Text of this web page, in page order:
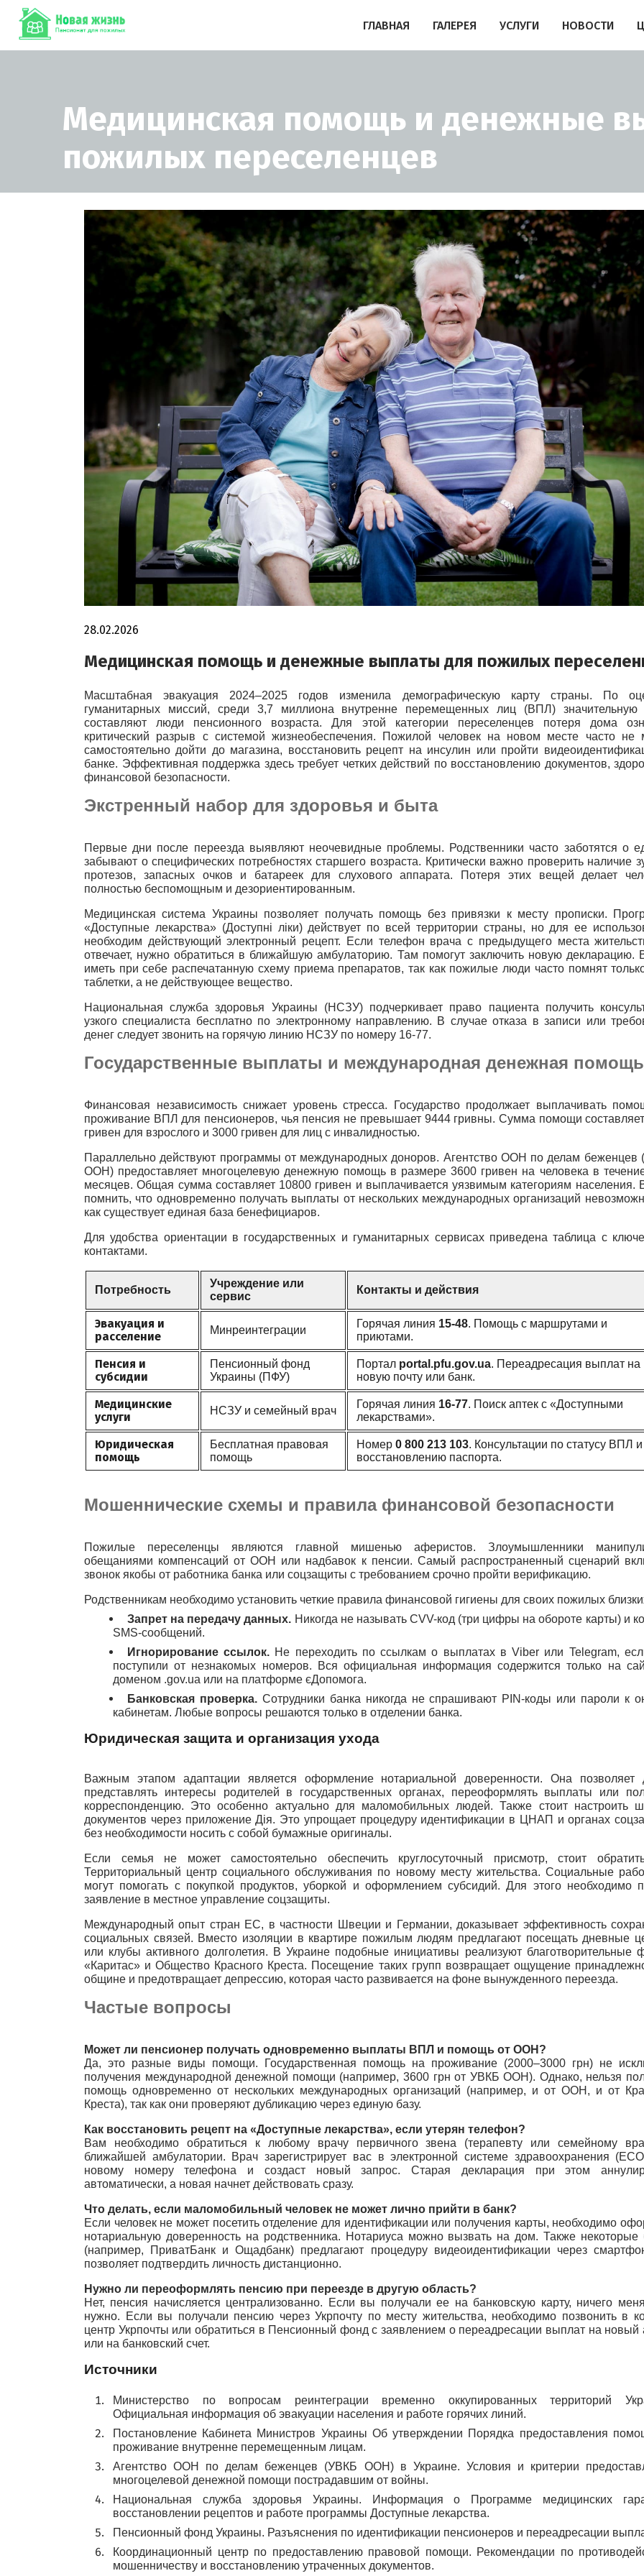
ГЛАВНАЯ ГАЛЕРЕЯ УСЛУГИ НОВОСТИ
Медицинская помощь и денежные
пожилых переселенцев
28.02.2026
Медицинская помощь и денежные выплаты для пожилых
Масштабная эвакуация 2024–2025 годов изменила демографическую карту страны. По
гуманитарных миссий, среди 3,7 миллиона внутренне перемещенных лиц (ВПЛ) значительную
составляют люди пенсионного возраста. Для этой категории переселенцев потеря дома
критический разрыв с системой жизнеобеспечения. Пожилой человек на новом месте часто не
самостоятельно дойти до магазина, восстановить рецепт на инсулин или пройти
банке. Эффективная поддержка здесь требует четких действий по восстановлению документов,
финансовой безопасности.
Экстренный набор для здоровья и быта
Первые дни после переезда выявляют неочевидные проблемы. Родственники часто заботятся о
забывают о специфических потребностях старшего возраста. Критически важно проверить наличие
протезов, запасных очков и батареек для слухового аппарата. Потеря этих вещей делает
полностью беспомощным и дезориентированным.
Медицинская система Украины позволяет получать помощь без привязки к месту прописки.
«Доступные лекарства» (Доступні ліки) действует по всей территории страны, но для ее
необходим действующий электронный рецепт. Если телефон врача с предыдущего места
отвечает, нужно обратиться в ближайшую амбулаторию. Там помогут заключить новую декларацию.
иметь при себе распечатанную схему приема препаратов, так как пожилые люди часто помнят
таблетки, а не действующее вещество.
Национальная служба здоровья Украины (НСЗУ) подчеркивает право пациента получить
узкого специалиста бесплатно по электронному направлению. В случае отказа в записи или
денег следует звонить на горячую линию НСЗУ по номеру 16-77.
Государственные выплаты и международная денежная помощь
Финансовая независимость снижает уровень стресса. Государство продолжает выплачивать
проживание ВПЛ для пенсионеров, чья пенсия не превышает 9444 гривны. Сумма помощи
гривен для взрослого и 3000 гривен для лиц с инвалидностью.
Параллельно действуют программы от международных доноров. Агентство ООН по делам беженцев
ООН) предоставляет многоцелевую денежную помощь в размере 3600 гривен на человека в
месяцев. Общая сумма составляет 10800 гривен и выплачивается уязвимым категориям населения.
помнить, что одновременно получать выплаты от нескольких международных организаций
как существует единая база бенефициаров.
Для удобства ориентации в государственных и гуманитарных сервисах приведена таблица с
контактами.
Потребность
Учреждение или
сервис
Контакты и действия
Эвакуация и
расселение
Минреинтеграции
Горячая линия 15-48. Помощь с маршрутами и
приютами.
Пенсия и
субсидии
Пенсионный фонд
Украины (ПФУ)
Портал portal.pfu.gov.ua. Переадресация выплат на
новую почту или банк.
Медицинские
услуги
НСЗУ и семейный врач
Горячая линия 16-77. Поиск аптек с «Доступными
лекарствами».
Юридическая
помощь
Бесплатная правовая
помощь
Номер 0 800 213 103. Консультации по статусу ВПЛ и
восстановлению паспорта.
Мошеннические схемы и правила финансовой безопасности
Пожилые переселенцы являются главной мишенью аферистов. Злоумышленники
обещаниями компенсаций от ООН или надбавок к пенсии. Самый распространенный сценарий
звонок якобы от работника банка или соцзащиты с требованием срочно пройти верификацию.
Родственникам необходимо установить четкие правила финансовой гигиены для своих пожилых
Запрет на передачу данных. Никогда не называть CVV-код (три цифры на обороте карты) и
SMS-сообщений.
Игнорирование ссылок. Не переходить по ссылкам о выплатах в Viber или Telegram,
поступили от незнакомых номеров. Вся официальная информация содержится только на
доменом .gov.ua или на платформе єДопомога.
Банковская проверка. Сотрудники банка никогда не спрашивают PIN-коды или пароли к
кабинетам. Любые вопросы решаются только в отделении банка.
Юридическая защита и организация ухода
Важным этапом адаптации является оформление нотариальной доверенности. Она позволяет
представлять интересы родителей в государственных органах, переоформлять выплаты или
корреспонденцию. Это особенно актуально для маломобильных людей. Также стоит настроить
документов через приложение Дія. Это упрощает процедуру идентификации в ЦНАП и органах
без необходимости носить с собой бумажные оригиналы.
Если семья не может самостоятельно обеспечить круглосуточный присмотр, стоит
Территориальный центр социального обслуживания по новому месту жительства. Социальные
могут помогать с покупкой продуктов, уборкой и оформлением субсидий. Для этого необходимо
заявление в местное управление соцзащиты.
Международный опыт стран ЕС, в частности Швеции и Германии, доказывает эффективность
социальных связей. Вместо изоляции в квартире пожилым людям предлагают посещать дневные
или клубы активного долголетия. В Украине подобные инициативы реализуют благотворительные
«Каритас» и Общество Красного Креста. Посещение таких групп возвращает ощущение
общине и предотвращает депрессию, которая часто развивается на фоне вынужденного переезда.
Частые вопросы
Может ли пенсионер получать одновременно выплаты ВПЛ и помощь от ООН?
Да, это разные виды помощи. Государственная помощь на проживание (2000–3000 грн) не
получения международной денежной помощи (например, 3600 грн от УВКБ ООН). Однако, нельзя
помощь одновременно от нескольких международных организаций (например, и от ООН, и от
Креста), так как они проверяют дубликацию через единую базу.
Как восстановить рецепт на «Доступные лекарства», если утерян телефон?
Вам необходимо обратиться к любому врачу первичного звена (терапевту или семейному
ближайшей амбулатории. Врач зарегистрирует вас в электронной системе здравоохранения
новому номеру телефона и создаст новый запрос. Старая декларация при этом
автоматически, а новая начнет действовать сразу.
Что делать, если маломобильный человек не может лично прийти в банк?
Если человек не может посетить отделение для идентификации или получения карты, необходимо
нотариальную доверенность на родственника. Нотариуса можно вызвать на дом. Также некоторые
(например, ПриватБанк и Ощадбанк) предлагают процедуру видеоидентификации через
позволяет подтвердить личность дистанционно.
Нужно ли переоформлять пенсию при переезде в другую область?
Нет, пенсия начисляется централизованно. Если вы получали ее на банковскую карту, ничего
нужно. Если вы получали пенсию через Укрпочту по месту жительства, необходимо позвонить в
центр Укрпочты или обратиться в Пенсионный фонд с заявлением о переадресации выплат на новый
или на банковский счет.
Источники
Министерство по вопросам реинтеграции временно оккупированных территорий
Официальная информация об эвакуации населения и работе горячих линий.
Постановление Кабинета Министров Украины Об утверждении Порядка предоставления
проживание внутренне перемещенным лицам.
Агентство ООН по делам беженцев (УВКБ ООН) в Украине. Условия и критерии
многоцелевой денежной помощи пострадавшим от войны.
Национальная служба здоровья Украины. Информация о Программе медицинских
восстановлении рецептов и работе программы Доступные лекарства.
Пенсионный фонд Украины. Разъяснения по идентификации пенсионеров и переадресации
Координационный центр по предоставлению правовой помощи. Рекомендации по
мошенничеству и восстановлению утраченных документов.